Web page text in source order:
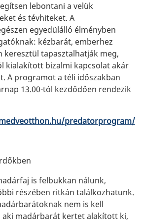
lebontani a velük
és tévhiteket. A
egyedülálló élményben
kézbarát, emberhez
tapasztalhatják meg,
kialakított bizalmi kapcsolat akár
A programot a téli időszakban
13.00-tól kezdődően rendezik
predatorprogram/
is felbukkan nálunk,
részében ritkán találkozhatunk.
nem is kell
aki madárbarát kertet alakított ki,